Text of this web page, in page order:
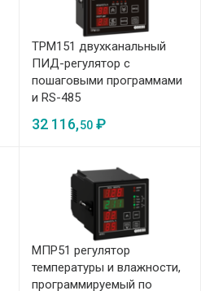
ТРМ151 двухканальный
ПИД-регулятор с
пошаговыми программами
и RS-485
32 116,50₽
МПР51 регулятор
температуры и влажности,
программируемый по